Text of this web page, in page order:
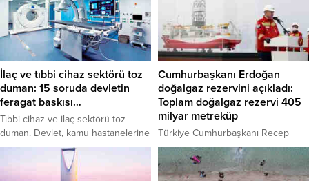
İlaç ve tıbbi cihaz sektörü toz
duman: 15 soruda devletin
feragat baskısı…
Tıbbi cihaz ve ilaç sektörü toz
duman. Devlet, kamu hastanelerine
ürün tedarik eden şirketlerin
alacaklarını 1.5-2 yıldır ödemiyor.
Cumhurbaşkanı Erdoğan
doğalgaz rezervini açıkladı:
Toplam doğalgaz rezervi 405
milyar metreküp
Türkiye Cumhurbaşkanı Recep
Tayyip Erdoğan, "Test, analiz ve
detaylı mühendislik çalışmaları
sonunda keşfettiğimiz rezerve 85